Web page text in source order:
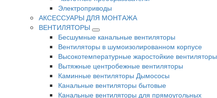
Электроприводы
АКСЕССУАРЫ ДЛЯ МОНТАЖА
ВЕНТИЛЯТОРЫ
Бесшумные канальные вентиляторы
Вентиляторы в шумоизолированном корпусе
Высокотемпературные жаростойкие вентиляторы
Вытяжные центробежные вентиляторы
Каминные вентиляторы Дымососы
Канальные вентиляторы бытовые
Канальные вентиляторы для прямоугольных